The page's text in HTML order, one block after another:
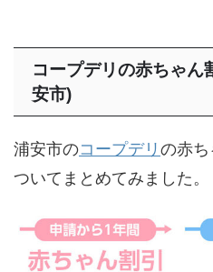
コープデリの赤ちゃん
安市)
浦安市のコープデリの赤
ついてまとめてみました。